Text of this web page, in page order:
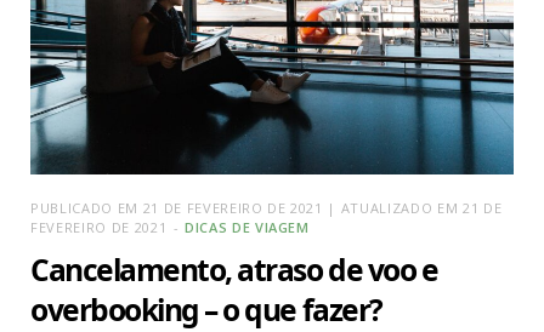
PUBLICADO EM 21 DE FEVEREIRO DE 2021 | ATUALIZADO EM 21 DE
FEVEREIRO DE 2021
DICAS DE VIAGEM
Cancelamento, atraso de voo e
overbooking – o que fazer?